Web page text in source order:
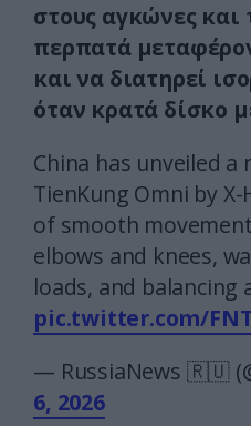
στους αγκώνες και
περπατά
και να διατηρεί
όταν κρατά δίσκο
China has unveiled
TienKung Omni by
of smooth
elbows and knees,
loads, and balancing
pic.twitter.com/
— RussiaNews 🇷🇺
6, 2026